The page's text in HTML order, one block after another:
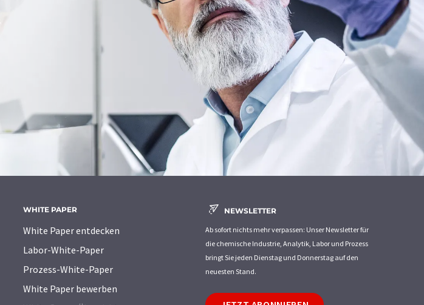
WHITE PAPER
White Paper entdecken
Labor-White-Paper
Prozess-White-Paper
White Paper bewerben
NEWSLETTER
Ab sofort nichts mehr verpassen: Unser Newsletter für
die chemische Industrie, Analytik, Labor und Prozess
bringt Sie jeden Dienstag und Donnerstag auf den
neuesten Stand.